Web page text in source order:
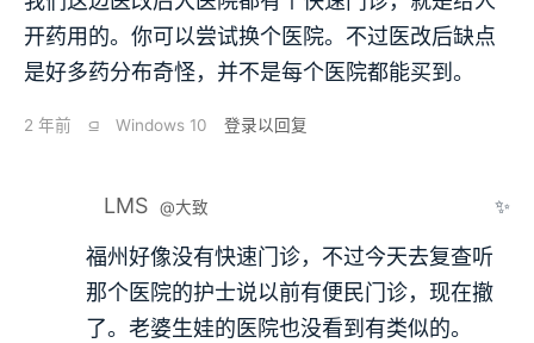
开药用的。你可以尝试换个医院。不过医改后缺点
是好多药分布奇怪，并不是每个医院都能买到。
2 年前 ⫑ Windows 10 登录以回复
LMS @大致 ✨
福州好像没有快速门诊，不过今天去复查听
那个医院的护士说以前有便民门诊，现在撤
了。老婆生娃的医院也没看到有类似的。